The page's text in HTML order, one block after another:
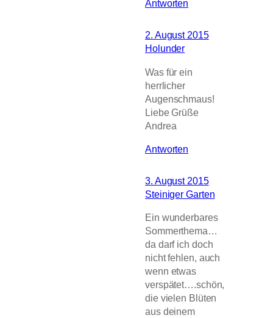
Antworten
2. August 2015
Holunder
Was für ein
herrlicher
Augenschmaus!
Liebe Grüße
Andrea
Antworten
3. August 2015
Steiniger Garten
Ein wunderbares
Sommerthema…
da darf ich doch
nicht fehlen, auch
wenn etwas
verspätet….schön,
die vielen Blüten
aus deinem